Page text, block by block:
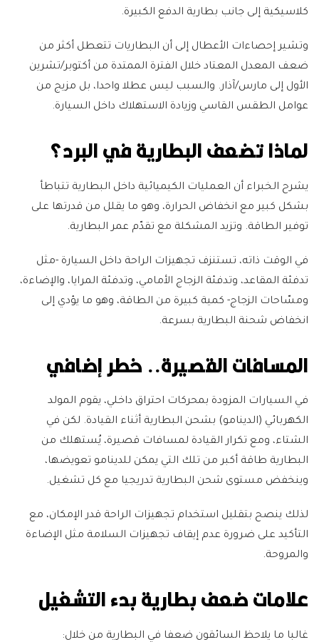
كلاسيكية إلى جانب بطارية الدفع الكبيرة.
وتشير إحصاءات الأعطال إلى أن البطاريات تتعطل أكثر من
ضعف المعدل المعتاد خلال الفترة الممتدة من أكتوبر/تشرين
الأول إلى مارس/آذار. والسبب ليس عطلا واحدا، بل مزيج من
عوامل الطقس القاسي وزيادة الاستهلاك داخل السيارة.
لماذا تضعف البطارية في البرد؟
يشرح الخبراء أن العمليات الكيميائية داخل البطارية تتباطأ
بشكل كبير مع انخفاض الحرارة، وهو ما يقلل من قدرتها على
توفير الطاقة. وتزيد المشكلة مع تقدّم عمر البطارية.
في الوقت ذاته، تستنزف تجهيزات الراحة داخل السيارة -مثل
تدفئة المقاعد، وتدفئة الزجاج الأمامي، وتدفئة المرايا، والإضاءة،
ومسّاحات الزجاج- كمية كبيرة من الطاقة، وهو ما يؤدي إلى
انخفاض شحنة البطارية بسرعة.
المسافات القصيرة.. خطر إضافي
في السيارات المزودة بمحركات احتراق داخلي، يقوم المولد
الكهربائي (الدينامو) بشحن البطارية أثناء القيادة. لكن في
الشتاء، ومع تكرار القيادة لمسافات قصيرة، يُستهلك من
البطارية طاقة أكبر من تلك التي يمكن للدينامو تعويضها،
وينخفض مستوى شحن البطارية تدريجيا مع كل تشغيل.
لذلك ينصح بتقليل استخدام تجهيزات الراحة قدر الإمكان، مع
التأكيد على ضرورة عدم إيقاف تجهيزات السلامة مثل الإضاءة
والمروحة.
علامات ضعف بطارية بدء التشغيل
غالبا ما يلاحظ السائقون ضعفا في البطارية من خلال: